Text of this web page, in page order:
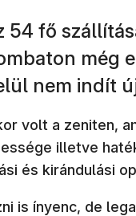
54 fő
még
nem indít
volt a zeniten,
illetve
és kirándulási
is ínyenc, de